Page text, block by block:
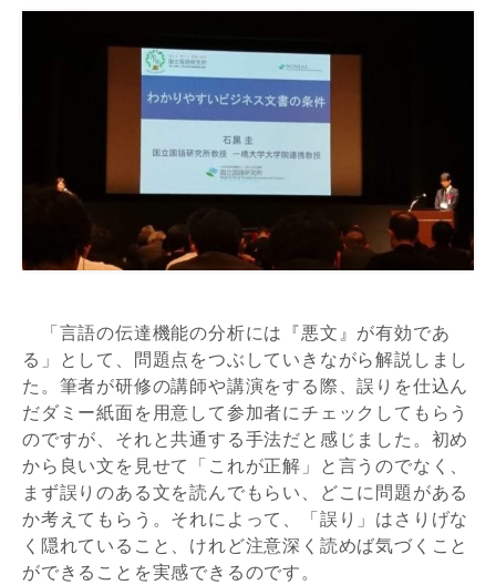
「言語の伝達機能の分析には『悪文』が有効であ
る」として、問題点をつぶしていきながら解説しまし
た。筆者が研修の講師や講演をする際、誤りを仕込ん
だダミー紙面を用意して参加者にチェックしてもらう
のですが、それと共通する手法だと感じました。初め
から良い文を見せて「これが正解」と言うのでなく、
まず誤りのある文を読んでもらい、どこに問題がある
か考えてもらう。それによって、「誤り」はさりげな
く隠れていること、けれど注意深く読めば気づくこと
ができることを実感できるのです。